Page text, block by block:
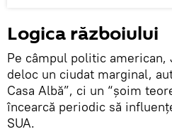
Logica războiului
Pe câmpul politic american,
deloc un ciudat marginal,
Casa Albă”, ci un “șoim
încearcă periodic să
SUA.